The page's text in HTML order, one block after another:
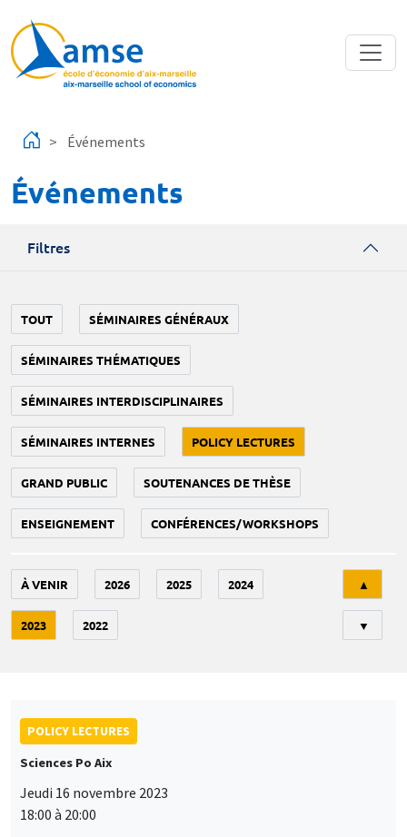
Événements
Événements
Filtres
TOUT SÉMINAIRES GÉNÉRAUX
SÉMINAIRES THÉMATIQUES
SÉMINAIRES INTERDISCIPLINAIRES
SÉMINAIRES INTERNES POLICY LECTURES
GRAND PUBLIC SOUTENANCES DE THÈSE
ENSEIGNEMENT CONFÉRENCES/WORKSHOPS
À VENIR 2026 2025 2024
2023 2022
▲
▼
POLICY LECTURES
Sciences Po Aix
Jeudi 16 novembre 2023
18:00 à 20:00